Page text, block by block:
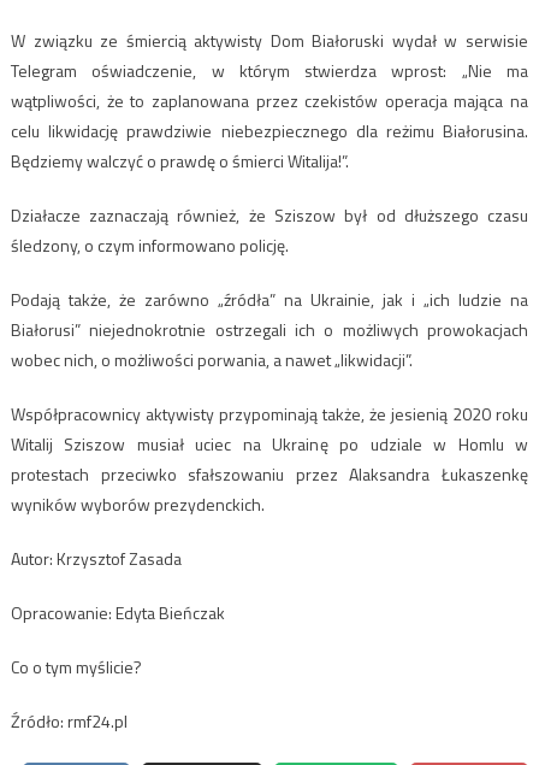
W związku ze śmiercią aktywisty Dom Białoruski wydał w serwisie
Telegram oświadczenie, w którym stwierdza wprost: „Nie ma
wątpliwości, że to zaplanowana przez czekistów operacja mająca na
celu likwidację prawdziwie niebezpiecznego dla reżimu Białorusina.
Będziemy walczyć o prawdę o śmierci Witalija!”.
Działacze zaznaczają również, że Sziszow był od dłuższego czasu
śledzony, o czym informowano policję.
Podają także, że zarówno „źródła” na Ukrainie, jak i „ich ludzie na
Białorusi” niejednokrotnie ostrzegali ich o możliwych prowokacjach
wobec nich, o możliwości porwania, a nawet „likwidacji”.
Współpracownicy aktywisty przypominają także, że jesienią 2020 roku
Witalij Sziszow musiał uciec na Ukrainę po udziale w Homlu w
protestach przeciwko sfałszowaniu przez Alaksandra Łukaszenkę
wyników wyborów prezydenckich.
Autor: Krzysztof Zasada
Opracowanie: Edyta Bieńczak
Co o tym myślicie?
Źródło: rmf24.pl